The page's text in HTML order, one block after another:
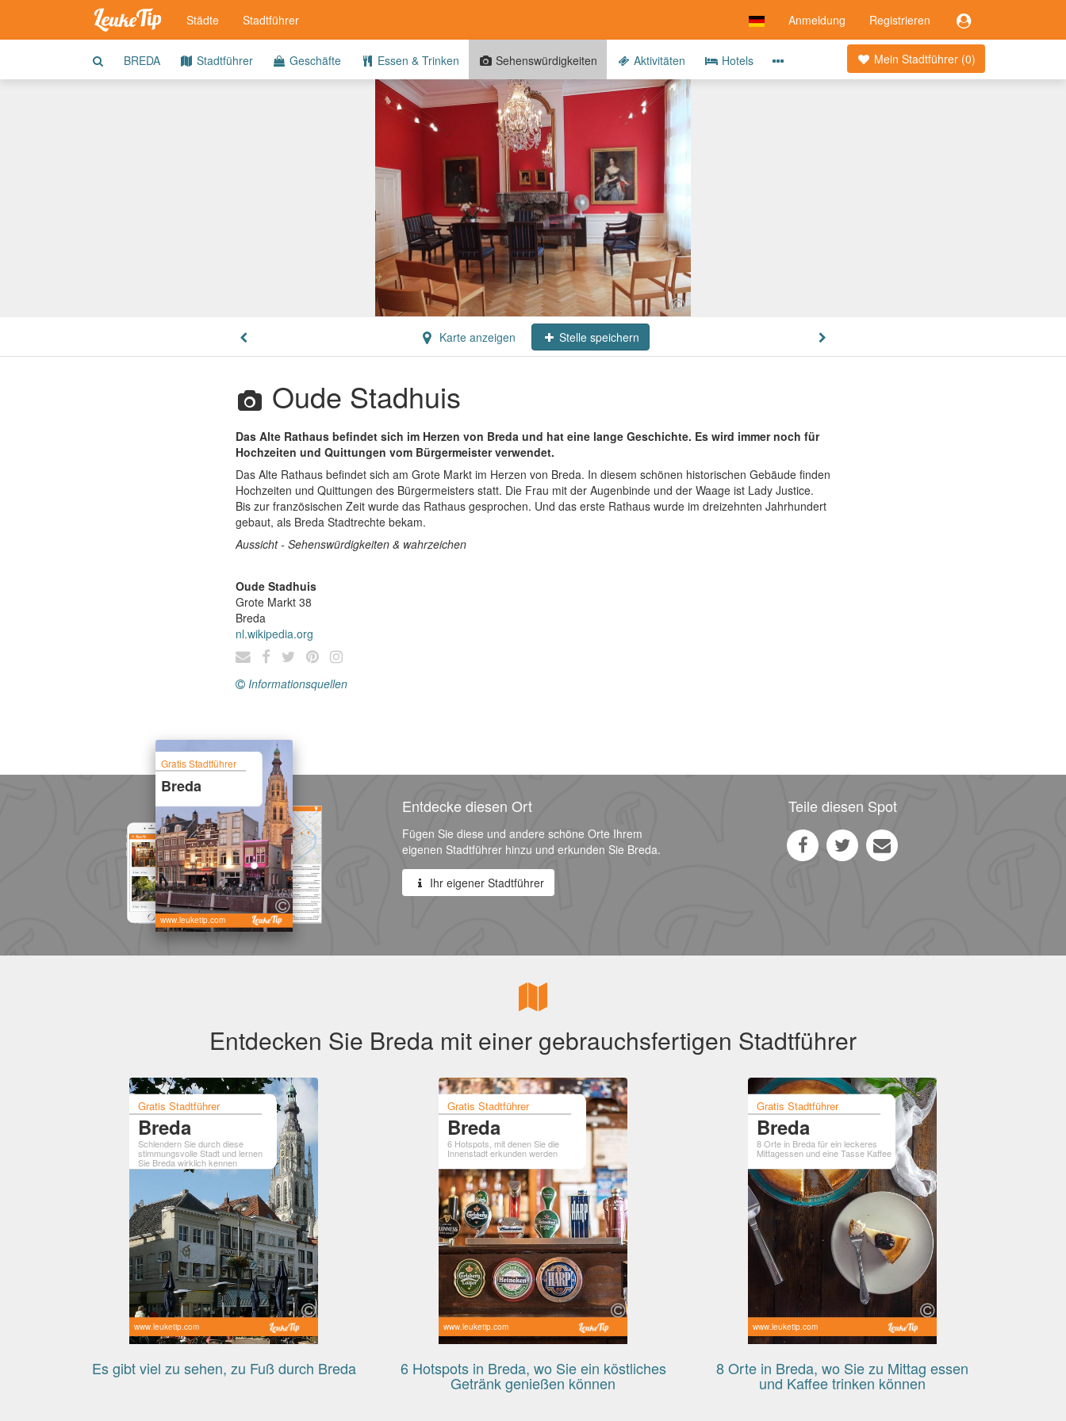
Anmeldung Registrieren
Städte Stadtführer
Mein Stadtführer (0)
BREDA Stadtführer Geschäfte Essen & Trinken Sehenswürdigkeiten Aktivitäten Hotels
Karte anzeigen Stelle speichern
Oude Stadhuis
Das Alte Rathaus befindet sich im Herzen von Breda und hat eine lange Geschichte. Es wird immer noch für
Hochzeiten und Quittungen vom Bürgermeister verwendet.
Das Alte Rathaus befindet sich am Grote Markt im Herzen von Breda. In diesem schönen historischen Gebäude finden
Hochzeiten und Quittungen des Bürgermeisters statt. Die Frau mit der Augenbinde und der Waage ist Lady Justice.
Bis zur französischen Zeit wurde das Rathaus gesprochen. Und das erste Rathaus wurde im dreizehnten Jahrhundert
gebaut, als Breda Stadtrechte bekam.
Aussicht - Sehenswürdigkeiten & wahrzeichen
Oude Stadhuis
Grote Markt 38
Breda
nl.wikipedia.org
Informationsquellen
Gratis Stadtführer
Breda
www.leuketip.com
Entdecke diesen Ort
Fügen Sie diese und andere schöne Orte Ihrem
eigenen Stadtführer hinzu und erkunden Sie Breda.
Ihr eigener Stadtführer
Teile diesen Spot
Entdecken Sie Breda mit einer gebrauchsfertigen Stadtführer
Gratis Stadtführer
Breda
Schlendern Sie durch diese
stimmungsvolle Stadt und lernen
Sie Breda wirklich kennen
www.leuketip.com
Es gibt viel zu sehen, zu Fuß durch Breda
Gratis Stadtführer
Breda
6 Hotspots, mit denen Sie die
Innenstadt erkunden werden
www.leuketip.com
6 Hotspots in Breda, wo Sie ein köstliches
Getränk genießen können
Gratis Stadtführer
Breda
8 Orte in Breda für ein leckeres
Mittagessen und eine Tasse Kaffee
www.leuketip.com
8 Orte in Breda, wo Sie zu Mittag essen
und Kaffee trinken können